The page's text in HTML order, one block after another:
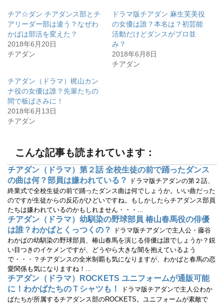
T
t
t
e
r
で
新
し
い
ウ
ィ
ン
ド
ウ
ま
す
o
k
で
共
有
す
ッ
ク
し
て
く
だ
い
ウ
ィ
ン
ド
ウ
で
開
き
ま
す
)
チア☆ダン チアダンス部とチ
アリーダー部は違う？なぜわ
かばは部活を変えた？
2018年6月20日
チアダン
ドラマ版チアダン 麻生芙美役
の女優は誰？本名は？初芸能
活動だけどダンスがプロ並
み？
2018年6月8日
チアダン
チアダン（ドラマ）梶山カン
ナ役の女優は誰？先輩たちの
間で板ばさみに！
2018年6月13日
チアダン
こんな記事も読まれています：
チアダン（ドラマ）第２話 全校生徒の前で踊ったダンス
の曲は何？部員は嫌われている？
ドラマ版チアダンの第２話、
終業式で全校生徒の前で踊ったダンス曲は何でしょうか。いい曲だった
のですが生徒からの反応がひどいですね。もしかしたらチアダンス部員
たちは嫌われているのかもしれません・・・...
チアダン（ドラマ）幼馴染の野球部員 椿山春馬役の俳優
は誰？わかばとくっつくの？
ドラマ版チアダンで主人公・藤谷
わかばの幼馴染の野球部員、椿山春馬を演じる俳優は誰でしょうか？鋭
い目つきのイケメンですが、どうやら大きな闇を抱えているよう
で・・・？チアダンスの全米制覇も気になりますが、わかばと春馬の恋
愛関係も気になりますね！...
チアダン（ドラマ）ROCKETS ユニフォームが通販可能
に！わかばたちのＴシャツも！
ドラマ版チアダンで主人公わか
ばたちが所属するチアダンス部のROCKETS。ユニフォームが素敵で